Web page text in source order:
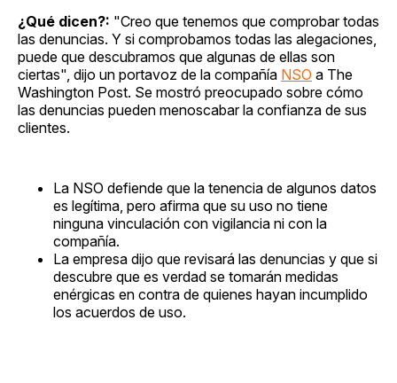
¿Qué dicen?: "Creo que tenemos que comprobar todas
las denuncias. Y si comprobamos todas las alegaciones,
puede que descubramos que algunas de ellas son
ciertas", dijo un portavoz de la compañía NSO a The
Washington Post. Se mostró preocupado sobre cómo
las denuncias pueden menoscabar la confianza de sus
clientes.
La NSO defiende que la tenencia de algunos datos
es legítima, pero afirma que su uso no tiene
ninguna vinculación con vigilancia ni con la
compañía.
La empresa dijo que revisará las denuncias y que si
descubre que es verdad se tomarán medidas
enérgicas en contra de quienes hayan incumplido
los acuerdos de uso.